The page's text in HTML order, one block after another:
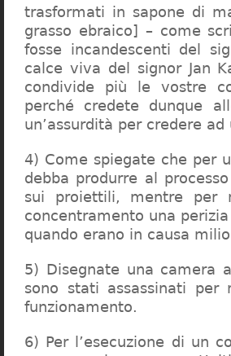
trasformati in sapone di
grasso ebraico] – come
fosse incandescenti del
calce viva del signor Jan
condivide più le vostre
perché credete dunque
un’assurdità per credere ad
4) Come spiegate che per
debba produrre al
sui proiettili, mentre per
concentramento una
quando erano in causa
5) Disegnate una camera
sono stati assassinati per
funzionamento.
6) Per l’esecuzione di un